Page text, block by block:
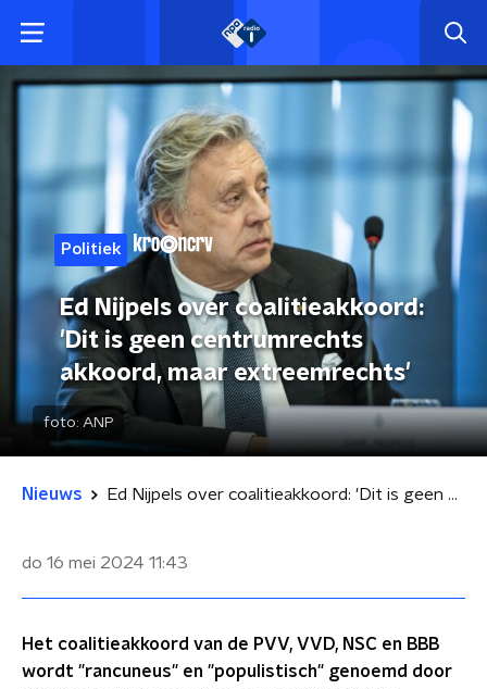
Politiek
Ed Nijpels over coalitieakkoord:
'Dit is geen centrumrechts
akkoord, maar extreemrechts'
foto: ANP
Nieuws Ed Nijpels over coalitieakkoord: 'Dit is geen centrumrechts akkoord, maar extreemrechts'
do 16 mei 2024 11:43
Het coalitieakkoord van de PVV, VVD, NSC en BBB
wordt "rancuneus" en "populistisch" genoemd door